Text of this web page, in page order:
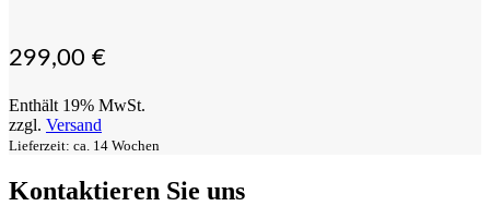
299,00 €
Enthält 19% MwSt.
zzgl. Versand
Lieferzeit: ca. 14 Wochen
Kontaktieren Sie uns